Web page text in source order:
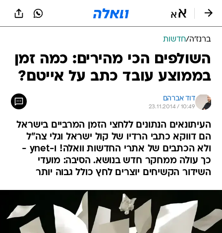
ברנז'ה/חדשות
השולפים הכי מהירים: כמה זמן
בממוצע עובד כתב על אייטם?
דוד אברהם
23.11.2014 / 10:49
העיתונאים הנתונים ללחצי הזמן המרביים בישראל
הם דווקא כתבי הרדיו של קול ישראל וגלי צה"ל
ולא הכתבים של אתרי החדשות וואלה! ו-ynet -
כך עולה ממחקר חדש בנושא. הסיבה: מועדי
השידור הקשיחים יוצרים לחץ כולל גבוה יותר